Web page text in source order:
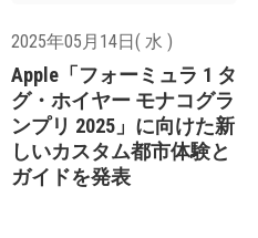
2025年05月14日( 水 )
Apple「フォーミュラ 1 タ
グ・ホイヤー モナコグラ
ンプリ 2025」に向けた新
しいカスタム都市体験と
ガイドを発表